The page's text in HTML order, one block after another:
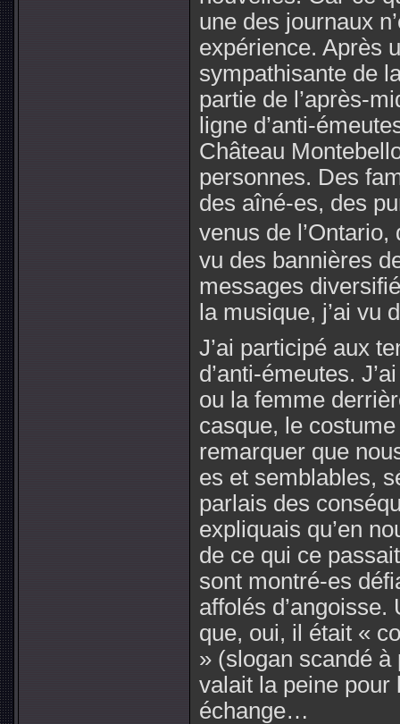
une des journaux
expérience. Après
sympathisante de
partie de l’après-
ligne d’anti-
Château
personnes. Des
des aîné-es, des
venus de
vu des bannières
messages
la musique, j’ai vu
J’ai participé aux
d’anti-émeutes.
ou la femme
casque, le
remarquer que
es et semblables,
parlais des
expliquais qu’en
de ce qui ce
sont montré-es
affolés d’angoisse.
que, oui, il était «
» (slogan scandé
valait la peine pour
échange…